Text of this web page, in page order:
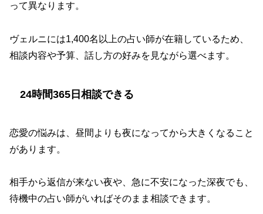
って異なります。
ヴェルニには1,400名以上の占い師が在籍しているため、
相談内容や予算、話し方の好みを見ながら選べます。
24時間365日相談できる
恋愛の悩みは、昼間よりも夜になってから大きくなること
があります。
相手から返信が来ない夜や、急に不安になった深夜でも、
待機中の占い師がいればそのまま相談できます。